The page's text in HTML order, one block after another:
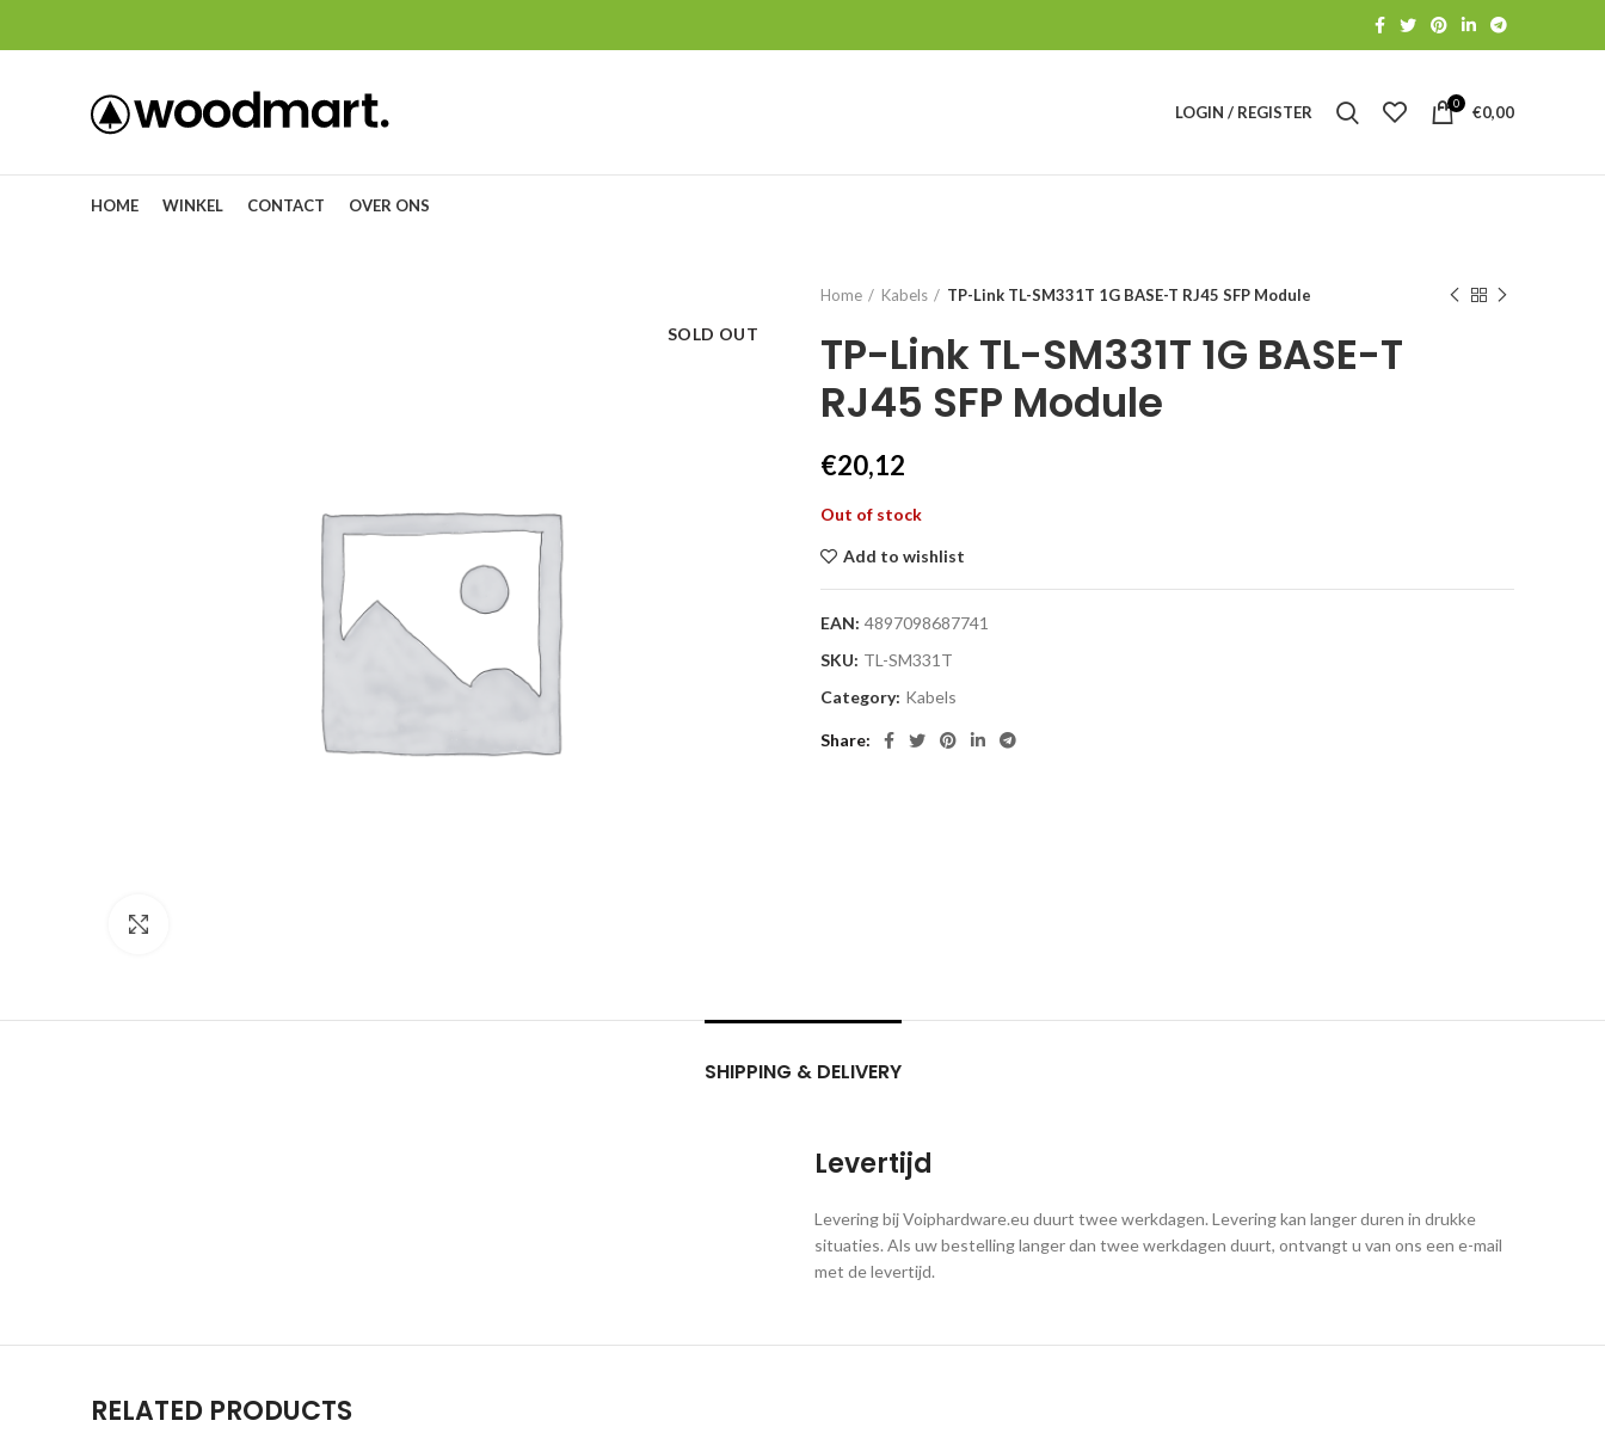
LOGIN / REGISTER 0 €0,00
HOME WINKEL CONTACT OVER ONS
SOLD OUT
Home Kabels TP-Link TL-SM331T 1G BASE-T RJ45 SFP Module
TP-Link TL-SM331T 1G BASE-T
RJ45 SFP Module
€20,12
Out of stock
Add to wishlist
EAN: 4897098687741
SKU: TL-SM331T
Category: Kabels
Share
SHIPPING & DELIVERY
Levertijd
Levering bij Voiphardware.eu duurt twee werkdagen. Levering kan langer duren in drukke
situaties. Als uw bestelling langer dan twee werkdagen duurt, ontvangt u van ons een e-mail
met de levertijd.
RELATED PRODUCTS